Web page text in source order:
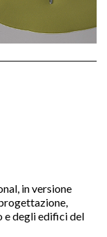
in versione
e degli edifici del